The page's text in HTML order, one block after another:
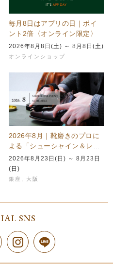
毎月8日はアプリの日｜ポイ
ント2倍〈オンライン限定〉
2026年8月8日(土) ～ 8月8日(土)
オンラインショップ
2026年8月｜靴磨きのプロに
よる「シューシャイン＆レザ
ーケア」イベント開催スケジ
ュール
2026年8月23日(日) ～ 8月23日
(日)
銀座 , 大阪
SNS